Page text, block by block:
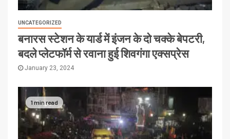
UNCATEGORIZED
बनारस स्टेशन के यार्ड में इंजन के दो चक्के बेपटरी,
बदले प्लेटफॉर्म से रवाना हुई शिवगंगा एक्सप्रेस
January 23, 2024
1 min read